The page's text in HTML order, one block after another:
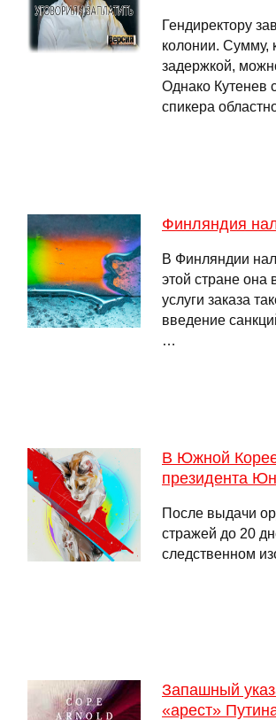
Гендиректору
колонии. Сумму,
задержкой,
Однако Кутенев
спикера
Финляндия
В Финляндии
этой стране она
услуги заказа
введение
…
В Южной
президента
После выдачи
стражей до 20
следственном
Запашный
«арест»